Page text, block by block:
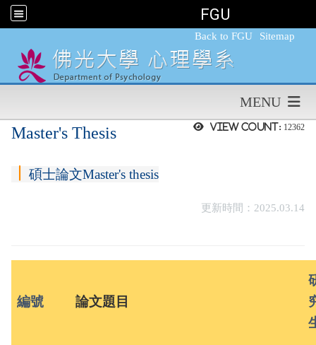
FGU
Back to FGU Sitemap
MENU
View count: 12362
Master's Thesis
碩士論文Master's thesis
更新時間：2025.03.14
編號 論文題目